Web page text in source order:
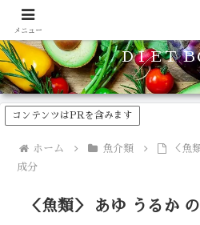
食品のカロリーや糖質などの栄養素
ＤＩＥＴ Ｂ
コンテンツはPRを含みます
ホーム 魚介類
＜魚
成分
＜魚類＞ あゆ うるか
メニュー